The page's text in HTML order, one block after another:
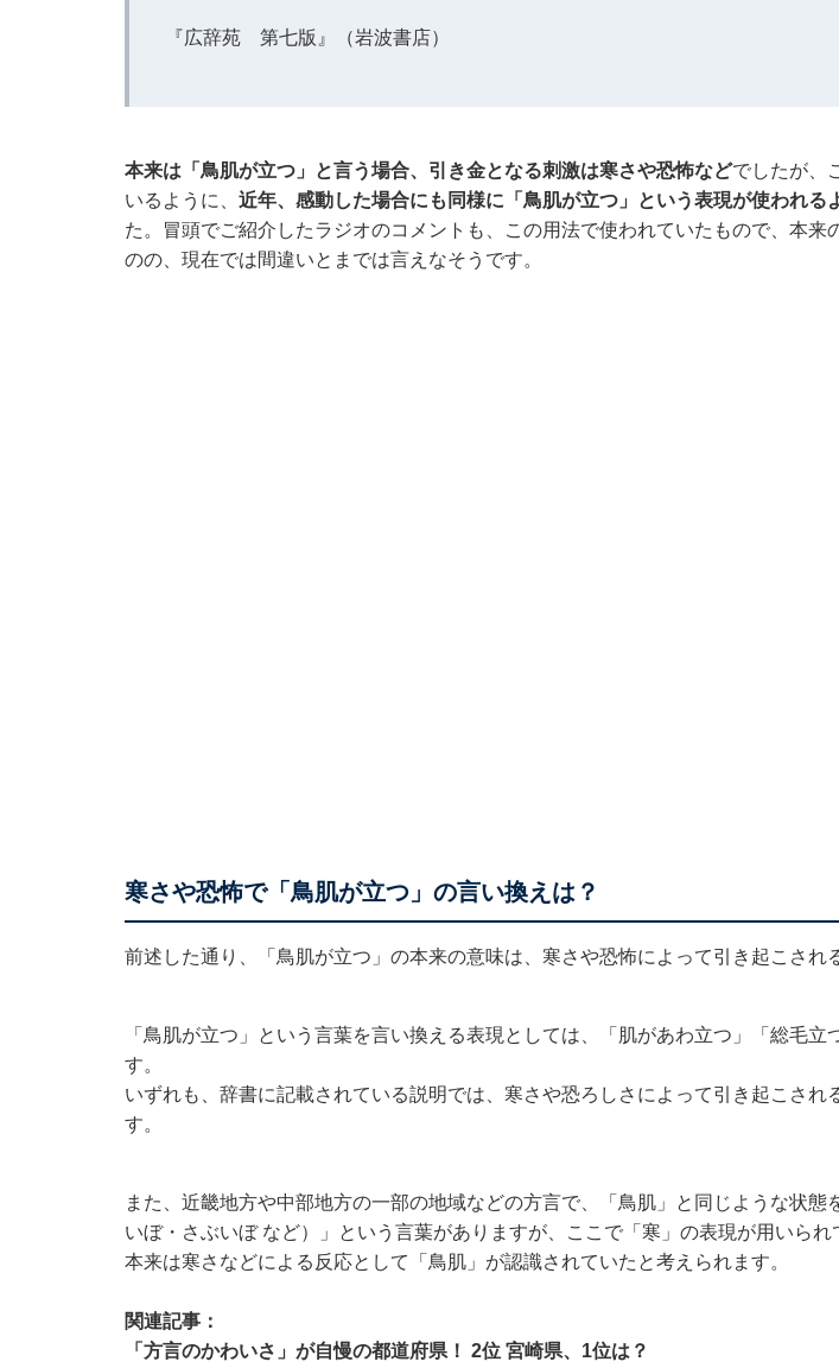
『広辞苑 第七版』（岩波書店）
本来は「鳥肌が立つ」と言う場合、引き金となる刺激は寒さや恐怖などでしたが、
いるように、 近年、感動した場合にも同様に「鳥肌が立つ」という表現が使われる
た。冒頭でご紹介したラジオのコメントも、この用法で使われていたもので、本来
のの、現在では間違いとまでは言えなそうです。
寒さや恐怖で「鳥肌が立つ」の言い換えは？
前述した通り、「鳥肌が立つ」の本来の意味は、寒さや恐怖によって引き起こされ
「鳥肌が立つ」という言葉を言い換える表現としては、「肌があわ立つ」「総毛立
す。
いずれも、辞書に記載されている説明では、寒さや恐ろしさによって引き起こされ
す。
また、近畿地方や中部地方の一部の地域などの方言で、「鳥肌」と同じような状態
いぼ・さぶいぼ など）」という言葉がありますが、ここで「寒」の表現が用いられ
本来は寒さなどによる反応として「鳥肌」が認識されていたと考えられます。
関連記事：
「方言のかわいさ」が自慢の都道府県！ 2位 宮崎県、1位は？